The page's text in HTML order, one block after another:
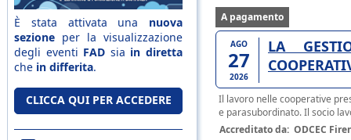
È stata attivata una nuova
sezione per la visualizzazione
degli eventi FAD sia in diretta
che in differita.
CLICCA QUI PER ACCEDERE
A pagamento
AGO
27
2026
LA
Il lavoro nelle cooperative
e parasubordinato. Il socio
Accreditato da: ODCEC